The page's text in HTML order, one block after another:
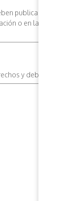
publicar sus
o en la página
y deberes